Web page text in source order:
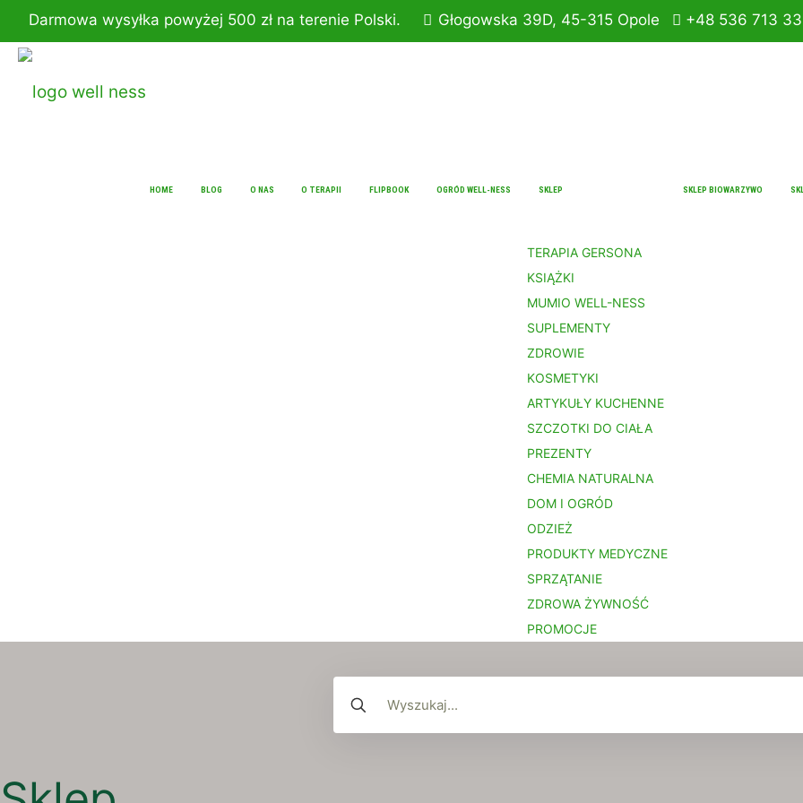
Darmowa wysyłka powyżej 500 zł na terenie Polski. Głogowska 39D, 45-315 Opole +48 536 713
HOME BLOG O NAS O TERAPII FLIPBOOK OGRÓD WELL-NESS SKLEP
TERAPIA GERSONA
KSIĄŻKI
MUMIO WELL-NESS
SUPLEMENTY
ZDROWIE
KOSMETYKI
ARTYKUŁY KUCHENNE
SZCZOTKI DO CIAŁA
PREZENTY
CHEMIA NATURALNA
DOM I OGRÓD
ODZIEŻ
PRODUKTY MEDYCZNE
SPRZĄTANIE
ZDROWA ŻYWNOŚĆ
PROMOCJE
SKLEP BIOWARZYWO